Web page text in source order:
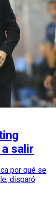
salir
por qué se
disparó